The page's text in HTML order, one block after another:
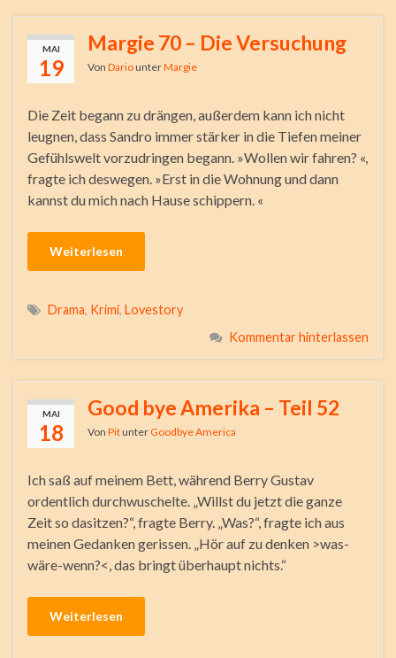
MAI
19
Margie 70 – Die Versuchung
Von DariounterMargie
Die Zeit begann zu drängen, außerdem kann ich nicht
leugnen, dass Sandro immer stärker in die Tiefen meiner
Gefühlswelt vorzudringen begann. »Wollen wir fahren? «,
fragte ich deswegen. »Erst in die Wohnung und dann
kannst du mich nach Hause schippern. «
Weiterlesen
Drama, Krimi, Lovestory
Kommentar hinterlassen
MAI
18
Good bye Amerika – Teil 52
Von Pitunter Goodbye America
Ich saß auf meinem Bett, während Berry Gustav
ordentlich durchwuschelte. „Willst du jetzt die ganze
Zeit so dasitzen?“, fragte Berry. „Was?“, fragte ich aus
meinen Gedanken gerissen. „Hör auf zu denken >was-
wäre-wenn?<, das bringt überhaupt nichts.“
Weiterlesen